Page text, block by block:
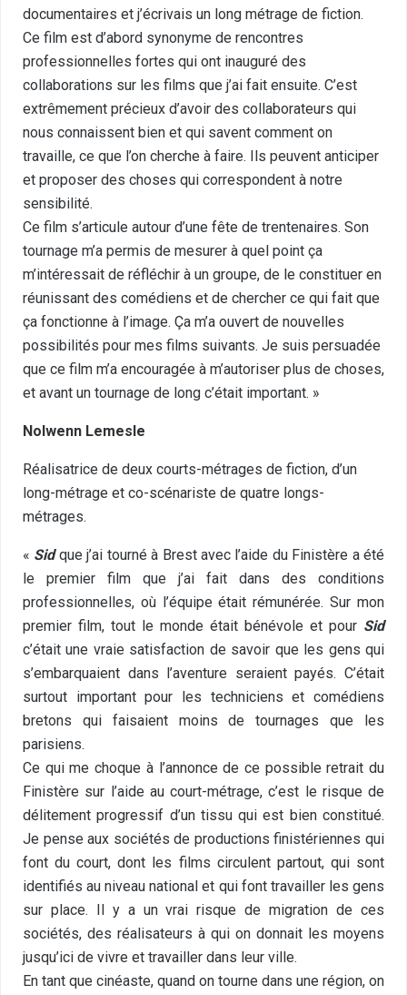
documentaires et j’écrivais un long métrage de fiction.
Ce film est d’abord synonyme de rencontres
professionnelles fortes qui ont inauguré des
collaborations sur les films que j’ai fait ensuite. C’est
extrêmement précieux d’avoir des collaborateurs qui
nous connaissent bien et qui savent comment on
travaille, ce que l’on cherche à faire. Ils peuvent anticiper
et proposer des choses qui correspondent à notre
sensibilité.
Ce film s’articule autour d’une fête de trentenaires. Son
tournage m’a permis de mesurer à quel point ça
m’intéressait de réfléchir à un groupe, de le constituer en
réunissant des comédiens et de chercher ce qui fait que
ça fonctionne à l’image. Ça m’a ouvert de nouvelles
possibilités pour mes films suivants. Je suis persuadée
que ce film m’a encouragée à m’autoriser plus de choses,
et avant un tournage de long c’était important. »
Nolwenn Lemesle
Réalisatrice de deux courts-métrages de fiction, d’un
long-métrage et co-scénariste de quatre longs-
métrages.
« Sidque j’ai tourné à Brest avec l’aide du Finistère a été
le premier film que j’ai fait dans des conditions
professionnelles, où l’équipe était rémunérée. Sur mon
premier film, tout le monde était bénévole et pour Sid
c’était une vraie satisfaction de savoir que les gens qui
s’embarquaient dans l’aventure seraient payés. C’était
surtout important pour les techniciens et comédiens
bretons qui faisaient moins de tournages que les
parisiens.
Ce qui me choque à l’annonce de ce possible retrait du
Finistère sur l’aide au court-métrage, c’est le risque de
délitement progressif d’un tissu qui est bien constitué.
Je pense aux sociétés de productions finistériennes qui
font du court, dont les films circulent partout, qui sont
identifiés au niveau national et qui font travailler les gens
sur place. Il y a un vrai risque de migration de ces
sociétés, des réalisateurs à qui on donnait les moyens
jusqu’ici de vivre et travailler dans leur ville.
En tant que cinéaste, quand on tourne dans une région, on